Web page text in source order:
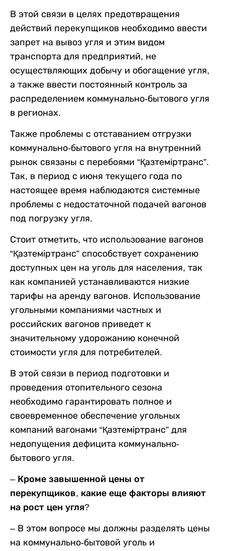
В этой связи в целях предотвращения
действий перекупщиков необходимо ввести
запрет на вывоз угля и этим видом
транспорта для предприятий, не
осуществляющих добычу и обогащение угля,
а также ввести постоянный контроль за
распределением коммунально-бытового угля
в регионах.
Также проблемы с отставанием отгрузки
коммунально-бытового угля на внутренний
рынок связаны с перебоями “Қазтеміртранс”.
Так, в период с июня текущего года по
настоящее время наблюдаются системные
проблемы с недостаточной подачей вагонов
под погрузку угля.
Стоит отметить, что использование вагонов
“Қазтеміртранс” способствует сохранению
доступных цен на уголь для населения, так
как компанией устанавливаются низкие
тарифы на аренду вагонов. Использование
угольными компаниями частных и
российских вагонов приведет к
значительному удорожанию конечной
стоимости угля для потребителей.
В этой связи в период подготовки и
проведения отопительного сезона
необходимо гарантировать полное и
своевременное обеспечение угольных
компаний вагонами “Қазтеміртранс” для
недопущения дефицита коммунально-
бытового угля.
– Кроме завышенной цены от
перекупщиков, какие еще факторы влияют
на рост цен угля?
– В этом вопросе мы должны разделять цены
на коммунально-бытовой уголь и